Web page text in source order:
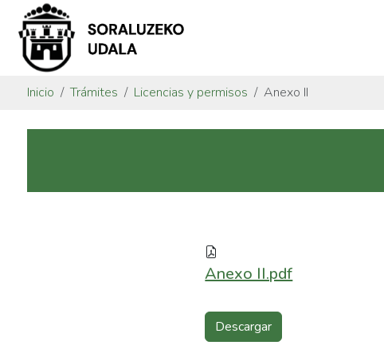
Inicio Trámites Licencias y permisos Anexo II
Anexo II.pdf
Descargar